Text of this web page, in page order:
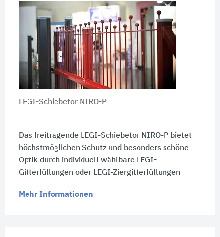
LEGI-Schiebetor NIRO-P
Das freitragende LEGI-Schiebetor NIRO-P bietet
höchstmöglichen Schutz und besonders schöne
Optik durch individuell wählbare LEGI-
Gitterfüllungen oder LEGI-Ziergitterfüllungen
Mehr Informationen